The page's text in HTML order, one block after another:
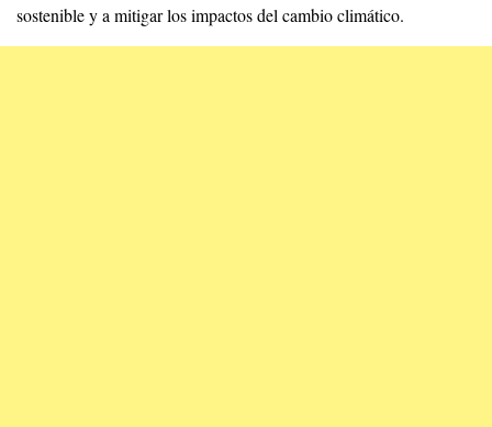
sostenible y a mitigar los impactos del cambio climático.